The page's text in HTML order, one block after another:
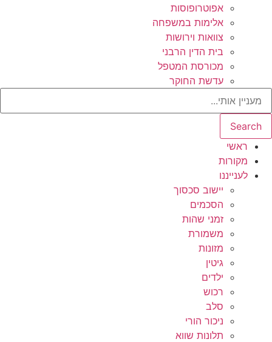
אפוטרופוסות
אלימות במשפחה
צוואות וירושות
בית הדין הרבני
מכורסת המטפל
עדשת החוקר
Search
ראשי
מקורות
לענייננו
יישוב סכסוך
הסכמים
זמני שהות
משמורת
מזונות
גיטין
ילדים
רכוש
סלב
ניכור הורי
תלונות שווא